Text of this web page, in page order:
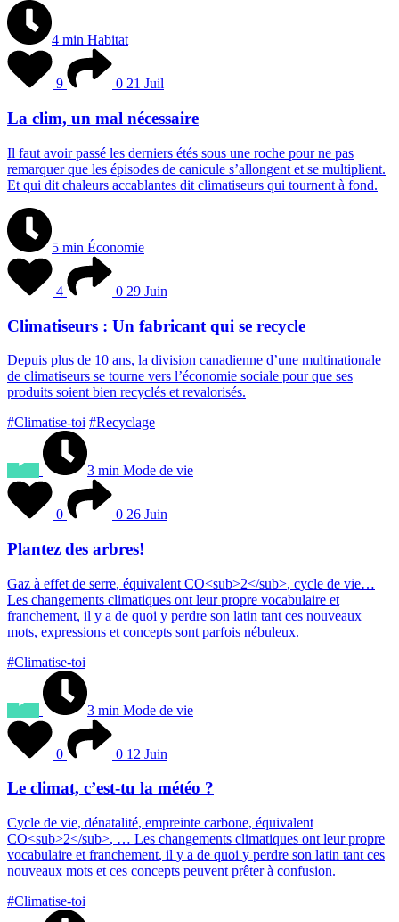
4 min Habitat
9 0 21 Juil
La clim, un mal nécessaire
Il faut avoir passé les derniers étés sous une roche pour ne pas
remarquer que les épisodes de canicule s’allongent et se multiplient.
Et qui dit chaleurs accablantes dit climatiseurs qui tournent à fond.
5 min Économie
4 0 29 Juin
Climatiseurs : Un fabricant qui se recycle
Depuis plus de 10 ans, la division canadienne d’une multinationale
de climatiseurs se tourne vers l’économie sociale pour que ses
produits soient bien recyclés et revalorisés.
#Climatise-toi #Recyclage
3 min Mode de vie
0 0 26 Juin
Plantez des arbres!
Gaz à effet de serre, équivalent CO<sub>2</sub>, cycle de vie…
Les changements climatiques ont leur propre vocabulaire et
franchement, il y a de quoi y perdre son latin tant ces nouveaux
mots, expressions et concepts sont parfois nébuleux.
#Climatise-toi
3 min Mode de vie
0 0 12 Juin
Le climat, c’est-tu la météo ?
Cycle de vie, dénatalité, empreinte carbone, équivalent
CO<sub>2</sub>, … Les changements climatiques ont leur propre
vocabulaire et franchement, il y a de quoi y perdre son latin tant ces
nouveaux mots et ces concepts peuvent prêter à confusion.
#Climatise-toi